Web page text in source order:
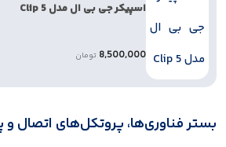
اسپیکر جی بی ال مدل Clip 5
8,500,000 تومان
بستر فناوری‌ها، پروتکل‌های اتصال و